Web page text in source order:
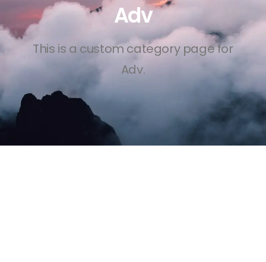
Adv
This is a custom category page for
Adv.